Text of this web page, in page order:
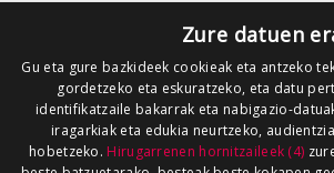
Zure datuen
Gu eta gure bazkideek cookieak eta antzeko
gordetzeko eta eskuratzeko, eta datu
identifikatzaile bakarrak eta nabigazio-
iragarkiak eta edukia neurtzeko,
hobetzeko. Hirugarrenen hornitzaileek (4)